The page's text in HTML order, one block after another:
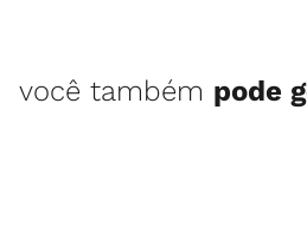
você também pode